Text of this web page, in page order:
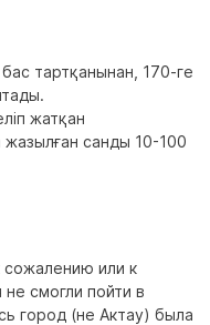
тартқанынан, 170-ге
жатқан
санды 10-100
сожалению или к
смогли пойти в
город (не Актау) была